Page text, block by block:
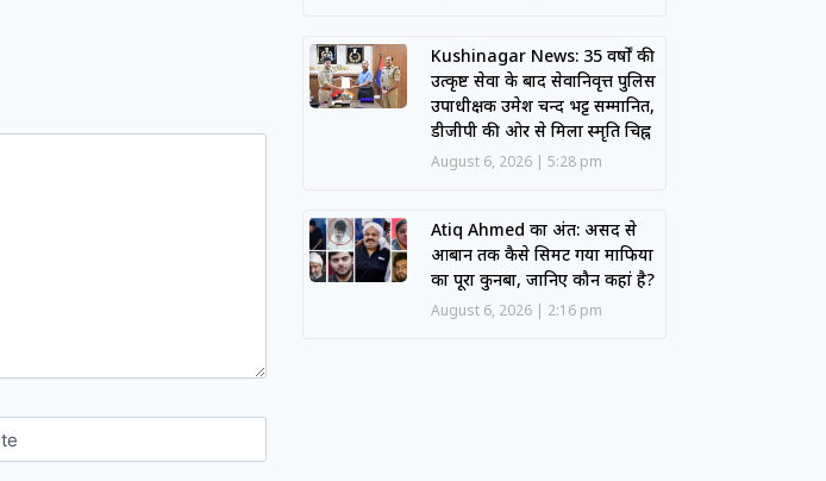
Kushinagar News: 35 वर्षों की
उत्कृष्ट सेवा के बाद सेवानिवृत्त पुलिस
उपाधीक्षक उमेश चन्द भट्ट सम्मानित,
डीजीपी की ओर से मिला स्मृति चिह्न
August 6, 2026 5:28 pm
Atiq Ahmed का अंत: असद से
आबान तक कैसे सिमट गया माफिया
का पूरा कुनबा, जानिए कौन कहां है?
August 6, 2026 2:16 pm